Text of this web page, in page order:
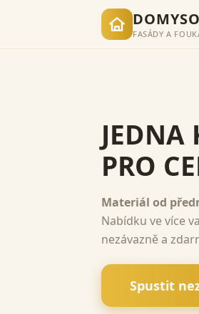
FASÁDY A
JEDNA
PRO
Materiál od
Nabídku ve více
nezávazně a
Spustit